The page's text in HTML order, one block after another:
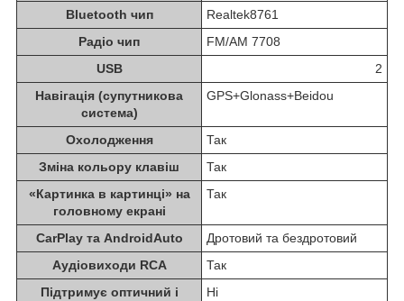
Bluetooth чип
Realtek8761
Радіо чип
FM/AM 7708
USB
2
Навігація (супутникова
система)
GPS+Glonass+Beidou
Охолодження
Так
Зміна кольору клавіш
Так
«Картинка в картинці» на
головному екрані
Так
CarPlay та AndroidAuto
Дротовий та бездротовий
Аудіовиходи RCA
Так
Підтримує оптичний і
Ні